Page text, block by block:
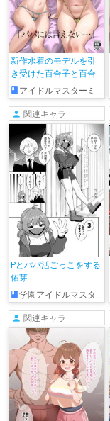
新作水着のモデルを引
き受けた百合子と百合
子ママがオイルを塗ら
れて…Wフェラをしたり
バックや正常位で寝取
られてしまう!!
アイドルマスターミリオンライブ!
関連キャラ
Pとパパ活ごっこをする
佑芽
学園アイドルマスター
関連キャラ